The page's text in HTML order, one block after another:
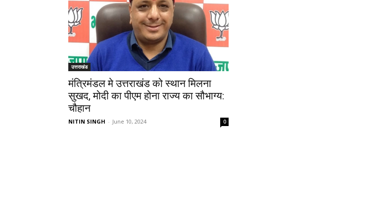
उत्तराखंड
मंत्रिमंडल मे उत्तराखंड को स्थान मिलना
सुखद, मोदी का पीएम होना राज्य का सौभाग्य:
चौहान
NITIN SINGH - June 10, 2024 0